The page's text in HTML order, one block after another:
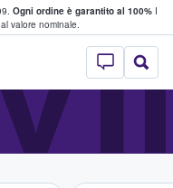
Ogni ordine è garantito al 100%I
valore nominale.
StubHub - Dove
biglietti